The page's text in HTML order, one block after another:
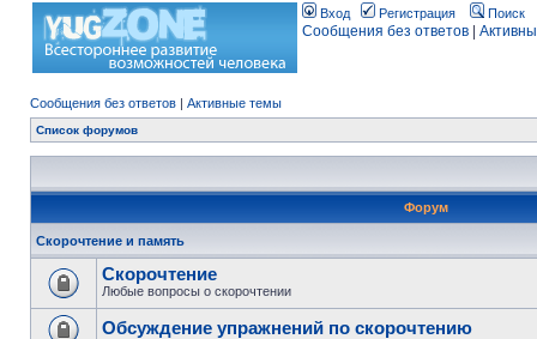
Вход Регистрация Поиск
Сообщения без ответов
Сообщения без ответов | Активные темы
Список форумов
Форум
Скорочтение и память
Скорочтение
Любые вопросы о скорочтении
Обсуждение упражнений по скорочтению